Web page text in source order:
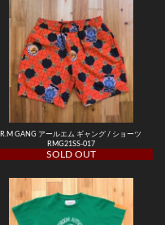
R.M GANG アールエム ギャング / ショーツ
RMG21SS-017
SOLD OUT